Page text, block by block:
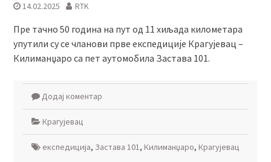
14.02.2025 RTK
Пре тачно 50 година на пут од 11 хиљада километара
упутили су се чланови прве експедиције Крагујевац –
Килиманџаро са пет аутомобила Застава 101.
Додај коментар
Крагујевац
експедиција, Застава 101, Килиманџаро, Крагујевац